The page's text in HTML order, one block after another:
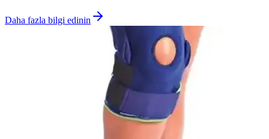
Daha fazla bilgi edinin